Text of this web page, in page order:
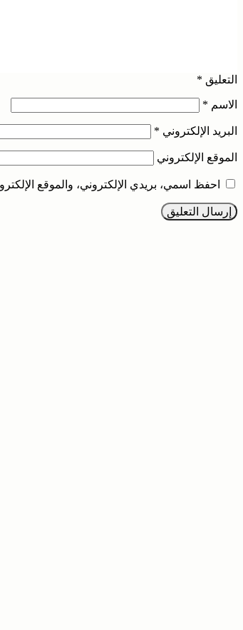
التعليق *
الاسم *
البريد الإلكتروني *
الموقع الإلكتروني
احفظ اسمي، بريدي الإلكتروني، والموقع